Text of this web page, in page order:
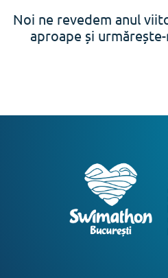
Noi ne revedem anul
aproape și